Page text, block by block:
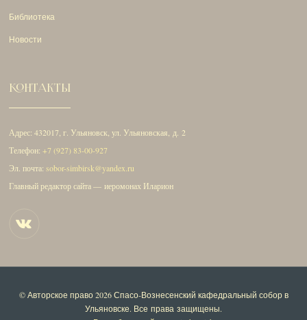
Библиотека
Новости
КОНТАКТЫ
Адрес: 432017, г. Ульяновск, ул. Ульяновская, д. 2
Телефон:+7 (927) 83-00-927
Эл. почта: sobor-simbirsk@yandex.ru
Главный редактор сайта — иеромонах Иларион
© Авторское право 2026Спасо-Вознесенский кафедральный собор в
Ульяновске. Все права защищены.